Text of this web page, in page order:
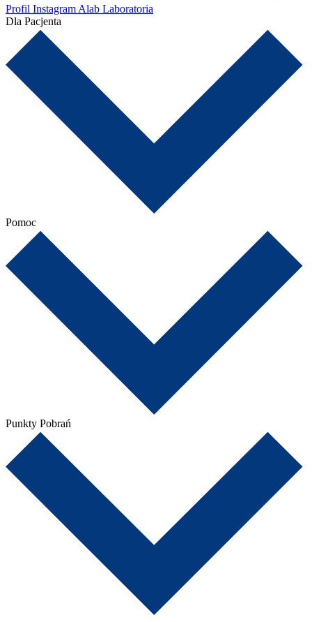
Profil Instagram Alab Laboratoria
Dla Pacjenta
Pomoc
Punkty Pobrań